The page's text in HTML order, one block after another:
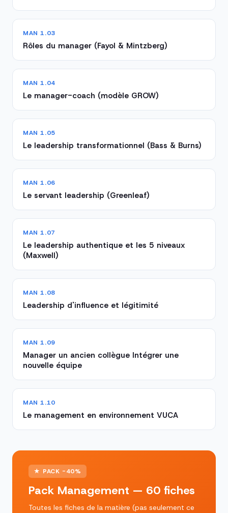
MAN 1.03
Rôles du manager (Fayol & Mintzberg)
MAN 1.04
Le manager-coach (modèle GROW)
MAN 1.05
Le leadership transformationnel (Bass & Burns)
MAN 1.06
Le servant leadership (Greenleaf)
MAN 1.07
Le leadership authentique et les 5 niveaux
(Maxwell)
MAN 1.08
Leadership d'influence et légitimité
MAN 1.09
Manager un ancien collègue Intégrer une
nouvelle équipe
MAN 1.10
Le management en environnement VUCA
★ PACK -40%
Pack Management — 60 fiches
Toutes les fiches de la matière (pas seulement ce